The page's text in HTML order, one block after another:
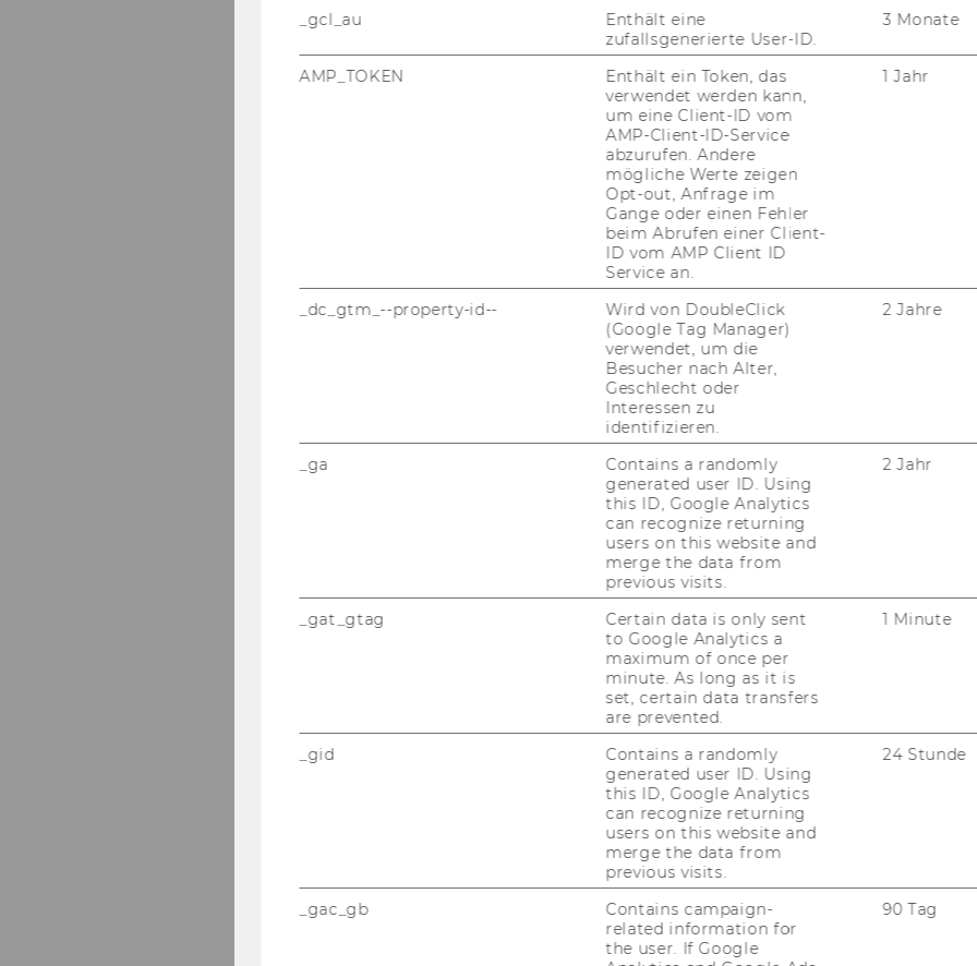
_gcl_au
Enthält eine
zufallsgenerierte User-ID.
3 Monate
AMP_TOKEN
Enthält ein Token, das
verwendet werden kann,
um eine Client-ID vom
AMP-Client-ID-Service
abzurufen. Andere
mögliche Werte zeigen
Opt-out, Anfrage im
Gange oder einen Fehler
beim Abrufen einer Client-
ID vom AMP Client ID
Service an.
1 Jahr
_dc_gtm_--property-id--
Wird von DoubleClick
(Google Tag Manager)
verwendet, um die
Besucher nach Alter,
Geschlecht oder
Interessen zu
identifizieren.
2 Jahre
_ga
Contains a randomly
generated user ID. Using
this ID, Google Analytics
can recognize returning
users on this website and
merge the data from
previous visits.
2 Jahr
_gat_gtag
Certain data is only sent
to Google Analytics a
maximum of once per
minute. As long as it is
set, certain data transfers
are prevented.
1 Minute
_gid
Contains a randomly
generated user ID. Using
this ID, Google Analytics
can recognize returning
users on this website and
merge the data from
previous visits.
24 Stunde
_gac_gb
Contains campaign-
related information for
the user. If Google
90 Tag